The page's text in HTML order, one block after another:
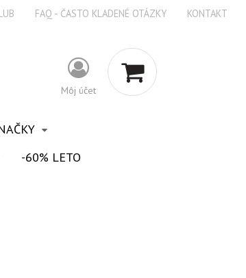
FAQ - ČASTO KLADENÉ OTÁZKY KONTAKT
Môj účet
-60% LETO